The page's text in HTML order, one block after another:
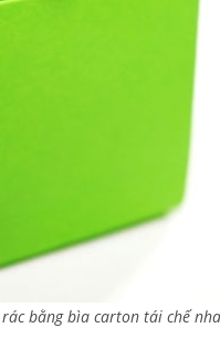
bằng bìa carton tái chế